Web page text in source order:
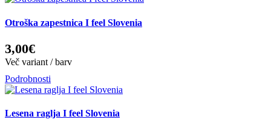
Otroška zapestnica I feel Slovenia
3,00€
Več variant / barv
Podrobnosti
Lesena raglja I feel Slovenia